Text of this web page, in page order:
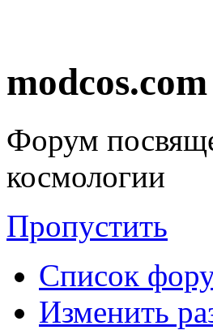
modcos.com
Форум
космологии
Пропустить
Список
Изменить